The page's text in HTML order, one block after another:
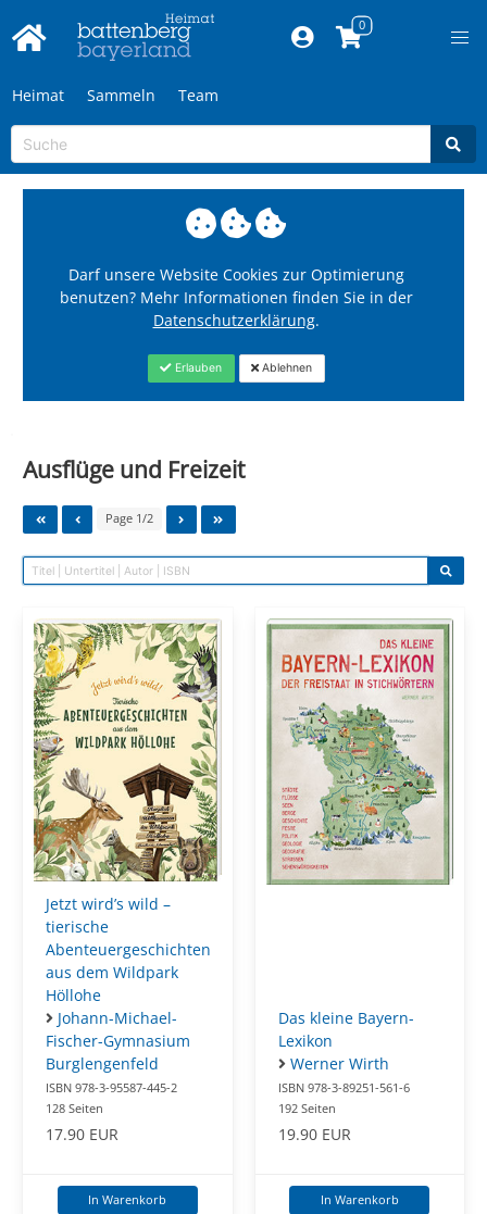
Heimat Sammeln Team
Darf unsere Website Cookies zur Optimierung
benutzen? Mehr Informationen finden Sie in der
Datenschutzerklärung.
Erlauben Ablehnen
Ausflüge und Freizeit
Page 1/2
Jetzt wird’s wild –
tierische
Abenteuergeschichten
aus dem Wildpark
Höllohe
Johann-Michael-
Fischer-Gymnasium
Burglengenfeld
ISBN 978-3-95587-445-2
128 Seiten
17.90 EUR
In Warenkorb
Das kleine Bayern-
Lexikon
Werner Wirth
ISBN 978-3-89251-561-6
192 Seiten
19.90 EUR
In Warenkorb